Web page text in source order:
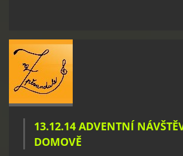
13.12.14 ADVENTNÍ
DOMOVĚ